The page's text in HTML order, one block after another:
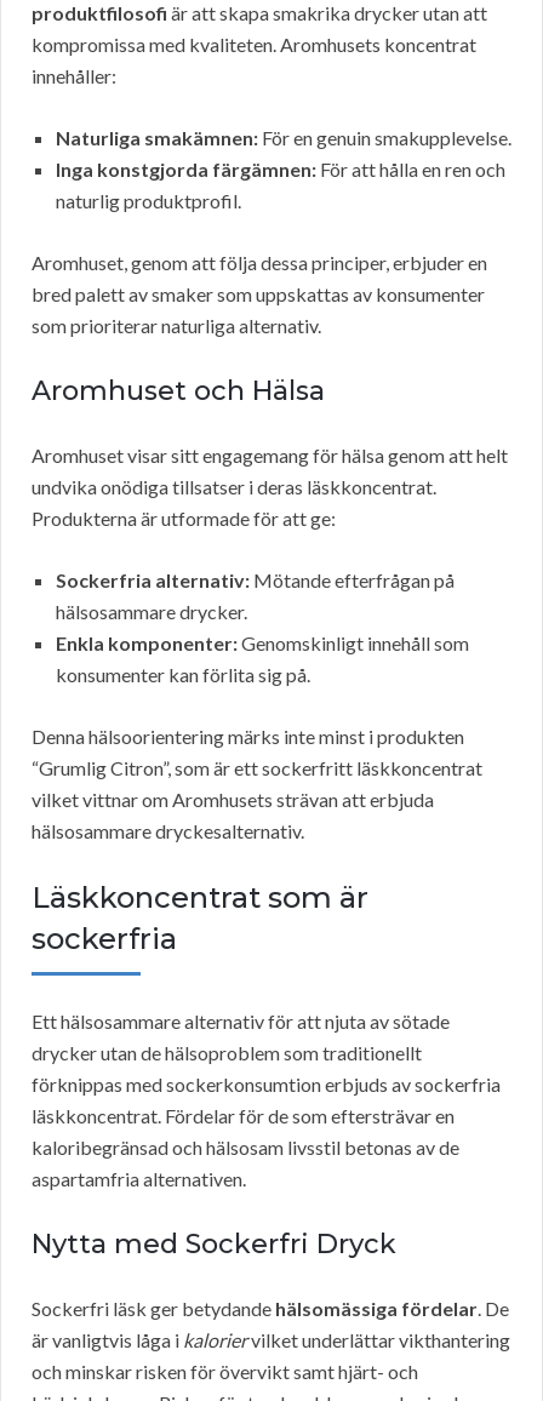
produktfilosofi är att skapa smakrika drycker utan att
kompromissa med kvaliteten. Aromhusets koncentrat
innehåller:
Naturliga smakämnen: För en genuin smakupplevelse.
Inga konstgjorda färgämnen: För att hålla en ren och
naturlig produktprofil.
Aromhuset, genom att följa dessa principer, erbjuder en
bred palett av smaker som uppskattas av konsumenter
som prioriterar naturliga alternativ.
Aromhuset och Hälsa
Aromhuset visar sitt engagemang för hälsa genom att helt
undvika onödiga tillsatser i deras läskkoncentrat.
Produkterna är utformade för att ge:
Sockerfria alternativ: Mötande efterfrågan på
hälsosammare drycker.
Enkla komponenter:Genomskinligt innehåll som
konsumenter kan förlita sig på.
Denna hälsoorientering märks inte minst i produkten
“Grumlig Citron”, som är ett sockerfritt läskkoncentrat
vilket vittnar om Aromhusets strävan att erbjuda
hälsosammare dryckesalternativ.
Läskkoncentrat som är
sockerfria
Ett hälsosammare alternativ för att njuta av sötade
drycker utan de hälsoproblem som traditionellt
förknippas med sockerkonsumtion erbjuds av sockerfria
läskkoncentrat. Fördelar för de som eftersträvar en
kaloribegränsad och hälsosam livsstil betonas av de
aspartamfria alternativen.
Nytta med Sockerfri Dryck
Sockerfri läsk ger betydande hälsomässiga fördelar. De
är vanligtvis låga i kaloriervilket underlättar vikthantering
och minskar risken för övervikt samt hjärt- och